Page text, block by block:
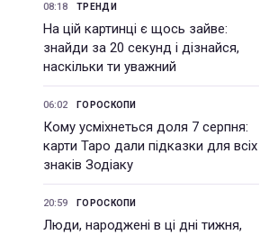
08:18 ТРЕНДИ
На цій картинці є щось зайве:
знайди за 20 секунд і дізнайся,
наскільки ти уважний
06:02 ГОРОСКОПИ
Кому усміхнеться доля 7 серпня:
карти Таро дали підказки для всіх
знаків Зодіаку
20:59 ГОРОСКОПИ
Люди, народжені в ці дні тижня,